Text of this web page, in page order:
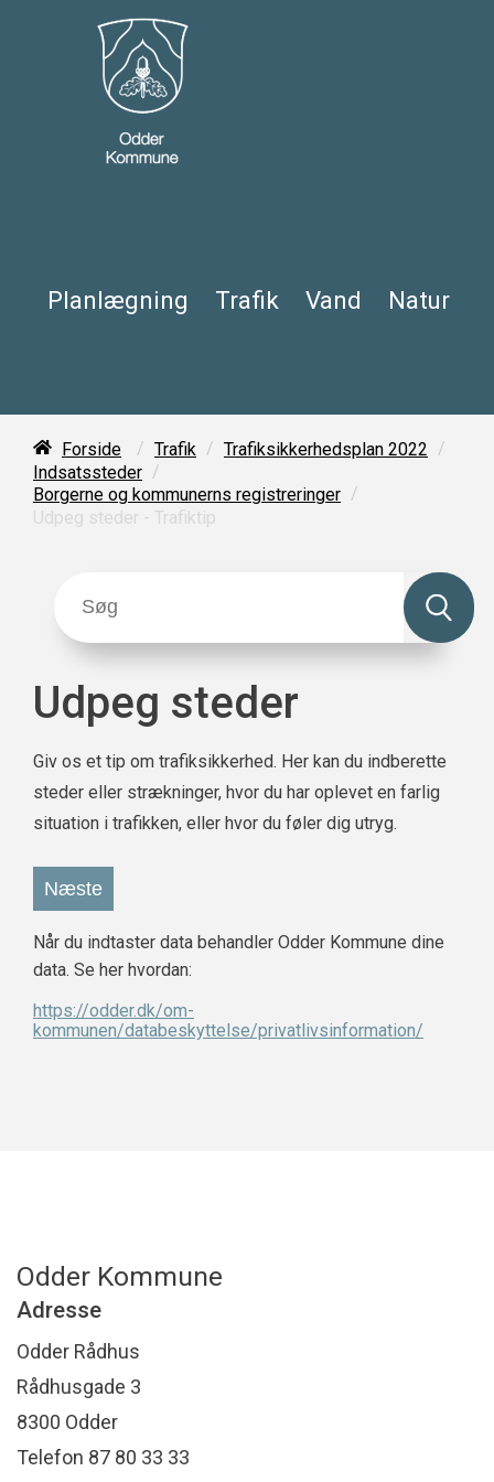
Planlægning Trafik Vand Natur
Forside / Trafik / Trafiksikkerhedsplan 2022 /
Indsatssteder /
Borgerne og kommunerns registreringer /
Udpeg steder - Trafiktip
Udpeg steder
Giv os et tip om trafiksikkerhed. Her kan du indberette
steder eller strækninger, hvor du har oplevet en farlig
situation i trafikken, eller hvor du føler dig utryg.
Næste
Når du indtaster data behandler Odder Kommune dine
data. Se her hvordan:
https://odder.dk/om-
kommunen/databeskyttelse/privatlivsinformation/
Odder Kommune
Adresse
Odder Rådhus
Rådhusgade 3
8300 Odder
Telefon 87 80 33 33